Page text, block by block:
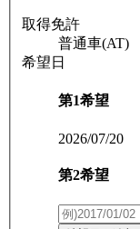
取得免許
普通車(AT)
希望日
第1希望
2026/07/20
第2希望